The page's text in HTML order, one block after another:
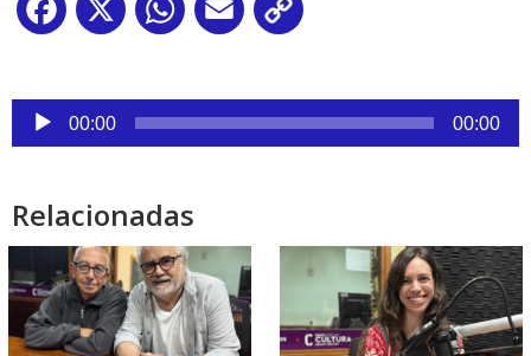
Facebook
X WhatsApp
Email
Reproductor
de
00:00 00:00
Relacionadas